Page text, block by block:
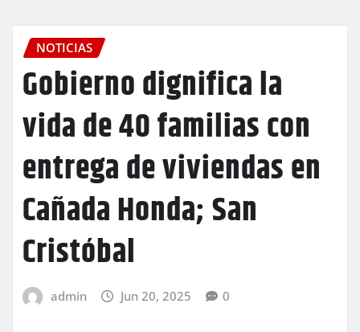
NOTICIAS
Gobierno dignifica la
vida de 40 familias con
entrega de viviendas en
Cañada Honda; San
Cristóbal
admin Jun 20, 2025 0